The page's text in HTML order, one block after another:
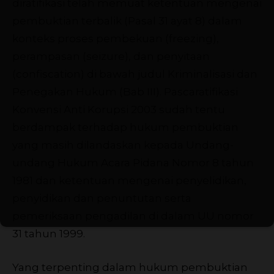
31 tahun 1999.
Yang terpenting dalam hukum pembuktian